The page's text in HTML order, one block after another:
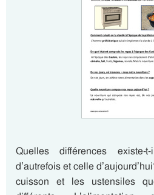
Quelles différences existe-
d’autrefois et celle
cuisson et les ustensiles